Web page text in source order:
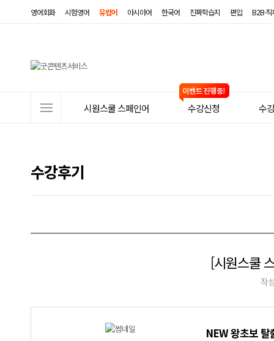
영어회화 시험영어 유럽어 아시아어 한국어 진짜학습지 편입 B2B·
뉴
시원스쿨 스페인어 수강신청 수
수강후기
[시원스쿨
작
NEW 왕초보 탈